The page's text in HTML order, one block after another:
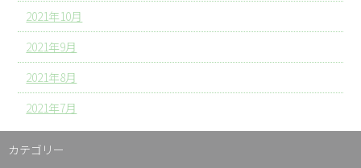
2021年10月
2021年9月
2021年8月
2021年7月
カテゴリー